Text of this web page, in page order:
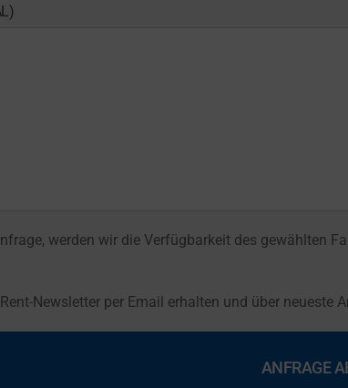
werden wir die Verfügbarkeit des gewählten
Newsletter per Email erhalten und über